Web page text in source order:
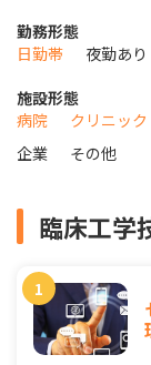
勤務形態
日勤帯
夜勤あり
施設形態
病院
クリニック
企業
その他
臨床工学